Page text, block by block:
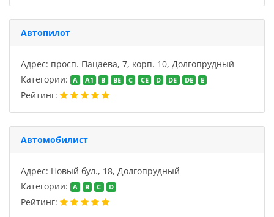
Автопилот
Адрес: просп. Пацаева, 7, корп. 10, Долгопрудный
Категории:
A A1 B BE C CE D DE DE E
Рейтинг:
Автомобилист
Адрес: Новый бул., 18, Долгопрудный
Категории:
A B C D
Рейтинг: